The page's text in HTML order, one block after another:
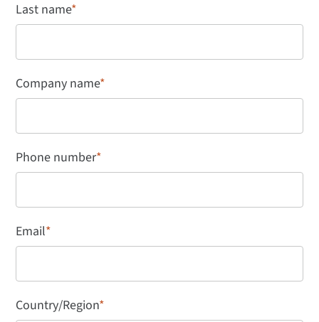
Last name*
Company name*
Phone number*
Email*
Country/Region*